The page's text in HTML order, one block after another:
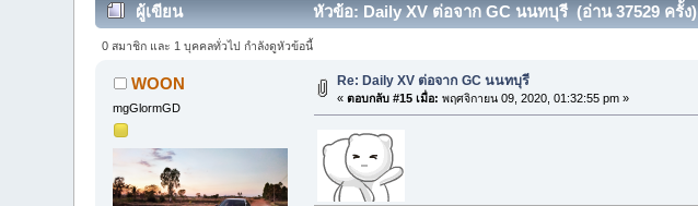
ผู้เขียน หัวข้อ: Daily XV ต่อจาก GC นนทบุรี (อ่าน 37529 ครั้ง)
0 สมาชิก และ 1 บุคคลทั่วไป กำลังดูหัวข้อนี้
WOON
mgGlormGD
Re: Daily XV ต่อจาก GC นนทบุรี
«ตอบกลับ #15 เมื่อ: พฤศจิกายน 09, 2020, 01:32:55 pm »